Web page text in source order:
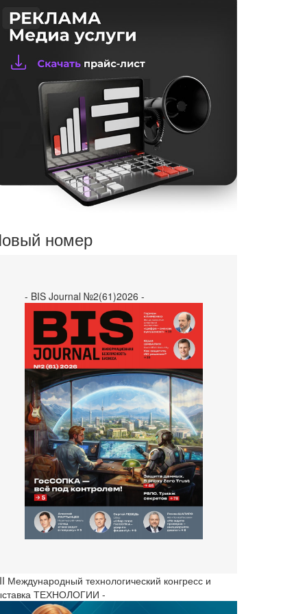
номер
- BIS Journal №2(61)2026 -
Международный технологический конгресс и
ТЕХНОЛОГИИ -